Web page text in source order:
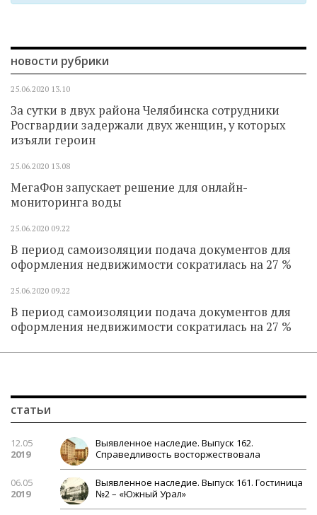
новости рубрики
25.06.2020 13.10
За сутки в двух района Челябинска сотрудники
Росгвардии задержали двух женщин, у которых
изъяли героин
25.06.2020 13.08
МегаФон запускает решение для онлайн-
мониторинга воды
25.06.2020 09.22
В период самоизоляции подача документов для
оформления недвижимости сократилась на 27 %
25.06.2020 09.22
В период самоизоляции подача документов для
оформления недвижимости сократилась на 27 %
статьи
12.05
2019
Выявленное наследие. Выпуск 162.
Справедливость восторжествовала
06.05
2019
Выявленное наследие. Выпуск 161. Гостиница
№2 – «Южный Урал»